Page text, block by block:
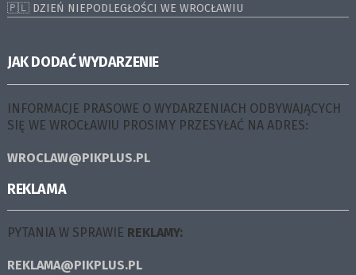
🇵🇱 DZIEŃ NIEPODLEGŁOŚCI WE WROCŁAWIU
JAK DODAĆ WYDARZENIE
INFORMACJE PRASOWE O WYDARZENIACH ODBYWAJĄCYCH
SIĘ WE WROCŁAWIU PROSIMY PRZESYŁAĆ NA ADRES:
WROCLAW@PIKPLUS.PL
REKLAMA
PYTANIA W SPRAWIE REKLAMY:
REKLAMA@PIKPLUS.PL